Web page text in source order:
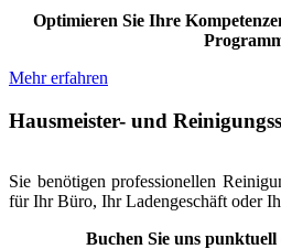
Optimieren Sie Ihre
Mehr erfahren
Hausmeister- und
Sie benötigen professionellen
für Ihr Büro, Ihr Ladengeschäft oder
Buchen Sie uns